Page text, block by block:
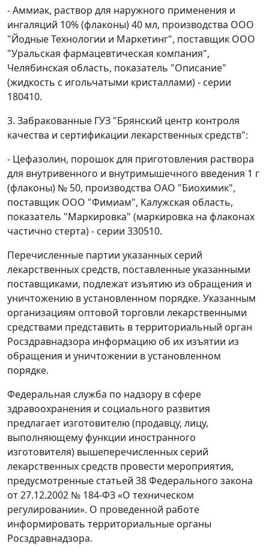
- Аммиак, раствор для наружного применения и
ингаляций 10% (флаконы) 40 мл, производства ООО
"Йодные Технологии и Маркетинг", поставщик ООО
"Уральская фармацевтическая компания",
Челябинская область, показатель "Описание"
(жидкость с игольчатыми кристаллами) - серии
180410.
3. Забракованные ГУЗ "Брянский центр контроля
качества и сертификации лекарственных средств":
- Цефазолин, порошок для приготовления раствора
для внутривенного и внутримышечного введения 1 г
(флаконы) № 50, производства ОАО "Биохимик",
поставщик ООО "Фимиам", Калужская область,
показатель "Маркировка" (маркировка на флаконах
частично стерта) - серии 330510.
Перечисленные партии указанных серий
лекарственных средств, поставленные указанными
поставщиками, подлежат изъятию из обращения и
уничтожению в установленном порядке. Указанным
организациям оптовой торговли лекарственными
средствами представить в территориальный орган
Росздравнадзора информацию об их изъятии из
обращения и уничтожении в установленном
порядке.
Федеральная служба по надзору в сфере
здравоохранения и социального развития
предлагает изготовителю (продавцу, лицу,
выполняющему функции иностранного
изготовителя) вышеперечисленных серий
лекарственных средств провести мероприятия,
предусмотренные статьей 38 Федерального закона
от 27.12.2002 № 184-ФЗ «О техническом
регулировании». О проведенной работе
информировать территориальные органы
Росздравнадзора.